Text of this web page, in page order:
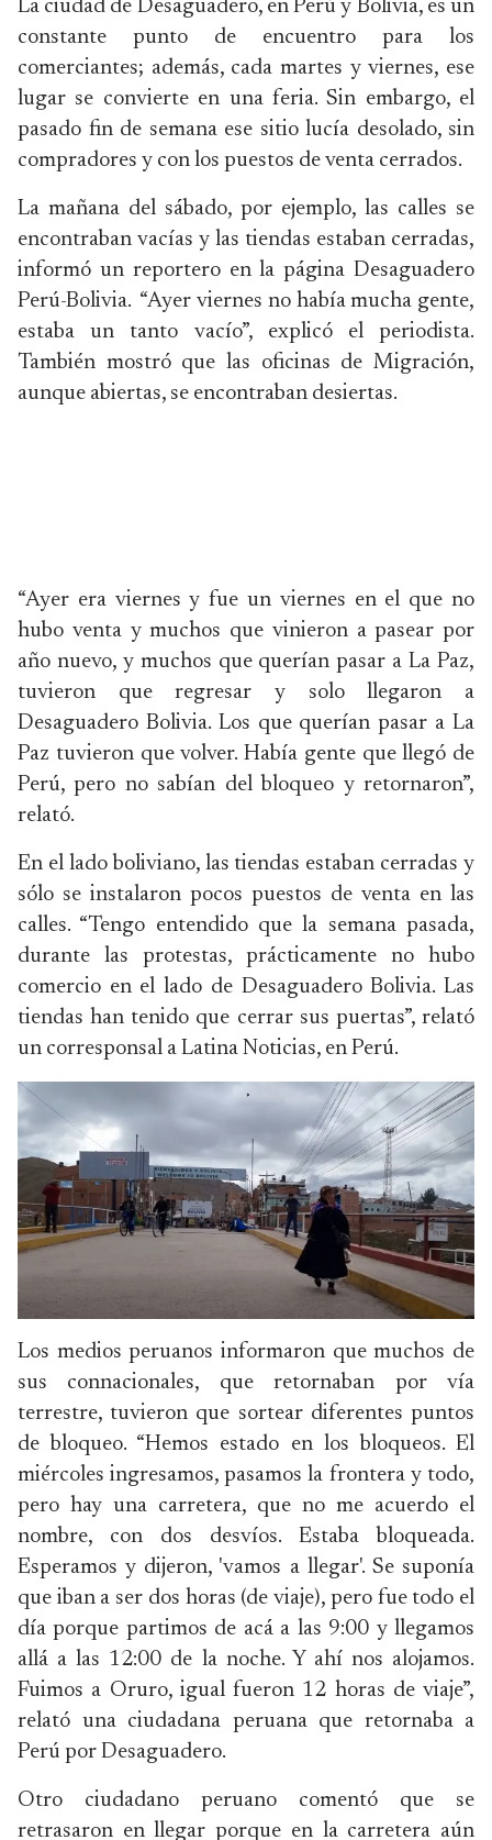
La ciudad de Desaguadero, en Perú y Bolivia, es un
constante punto de encuentro para los
comerciantes; además, cada martes y viernes, ese
lugar se convierte en una feria. Sin embargo, el
pasado fin de semana ese sitio lucía desolado, sin
compradores y con los puestos de venta cerrados.
La mañana del sábado, por ejemplo, las calles se
encontraban vacías y las tiendas estaban cerradas,
informó un reportero en la página Desaguadero
Perú-Bolivia. “Ayer viernes no había mucha gente,
estaba un tanto vacío”, explicó el periodista.
También mostró que las oficinas de Migración,
aunque abiertas, se encontraban desiertas.
“Ayer era viernes y fue un viernes en el que no
hubo venta y muchos que vinieron a pasear por
año nuevo, y muchos que querían pasar a La Paz,
tuvieron que regresar y solo llegaron a
Desaguadero Bolivia. Los que querían pasar a La
Paz tuvieron que volver. Había gente que llegó de
Perú, pero no sabían del bloqueo y retornaron”,
relató.
En el lado boliviano, las tiendas estaban cerradas y
sólo se instalaron pocos puestos de venta en las
calles. “Tengo entendido que la semana pasada,
durante las protestas, prácticamente no hubo
comercio en el lado de Desaguadero Bolivia. Las
tiendas han tenido que cerrar sus puertas”, relató
un corresponsal a Latina Noticias, en Perú.
Los medios peruanos informaron que muchos de
sus connacionales, que retornaban por vía
terrestre, tuvieron que sortear diferentes puntos
de bloqueo. “Hemos estado en los bloqueos. El
miércoles ingresamos, pasamos la frontera y todo,
pero hay una carretera, que no me acuerdo el
nombre, con dos desvíos. Estaba bloqueada.
Esperamos y dijeron, 'vamos a llegar'. Se suponía
que iban a ser dos horas (de viaje), pero fue todo el
día porque partimos de acá a las 9:00 y llegamos
allá a las 12:00 de la noche. Y ahí nos alojamos.
Fuimos a Oruro, igual fueron 12 horas de viaje”,
relató una ciudadana peruana que retornaba a
Perú por Desaguadero.
Otro ciudadano peruano comentó que se
retrasaron en llegar porque en la carretera aún